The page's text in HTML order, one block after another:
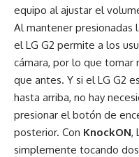
equipo al ajustar el
Al mantener presionadas
el LG G2 permite a los
cámara, por lo que tomar
que antes. Y si el LG G2
hasta arriba, no hay
presionar el botón de
posterior. Con KnockON,
simplemente tocando